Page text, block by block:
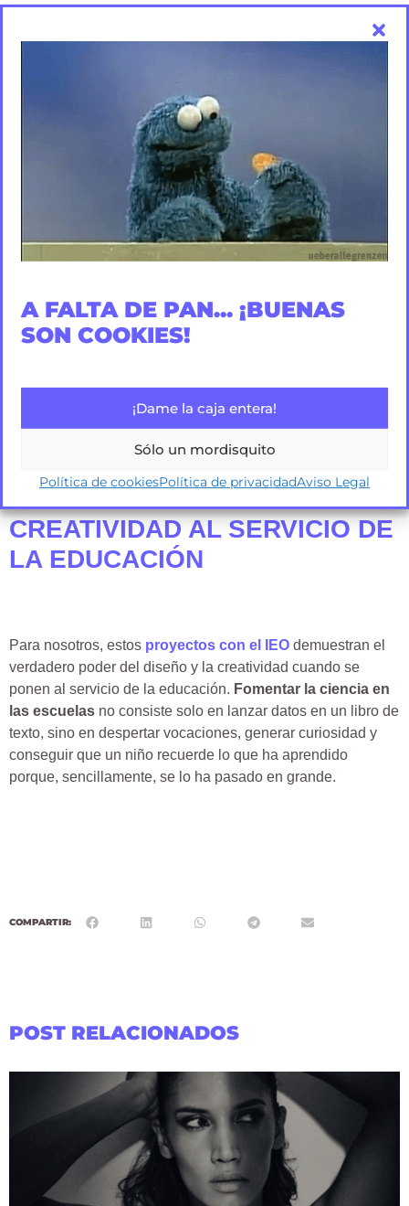
A FALTA DE PAN... ¡BUENAS
SON COOKIES!
¡Dame la caja entera!
Sólo un mordisquito
Política de cookiesPolítica de privacidadAviso Legal
el juego de la
Sabemos que la química a veces asusta, así que diseñamos
una herramienta lúdica que conecta los elementos químicos
con el entorno marino y la investigación oceanográfica. Una
forma brillante de que los alumnos asimilen contenidos
complejos casi sin darse cuenta, reforzando el
trabajo en equipo.
CREATIVIDAD AL SERVICIO DE
LA EDUCACIÓN
Para nosotros, estos proyectos con el IEO demuestran el
verdadero poder del diseño y la creatividad cuando se
ponen al servicio de la educación. Fomentar la ciencia en
las escuelas no consiste solo en lanzar datos en un libro de
texto, sino en despertar vocaciones, generar curiosidad y
conseguir que un niño recuerde lo que ha aprendido
porque, sencillamente, se lo ha pasado en grande.
COMPARTIR:
POST RELACIONADOS